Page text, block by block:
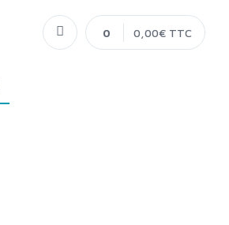
0 0,00€ TTC